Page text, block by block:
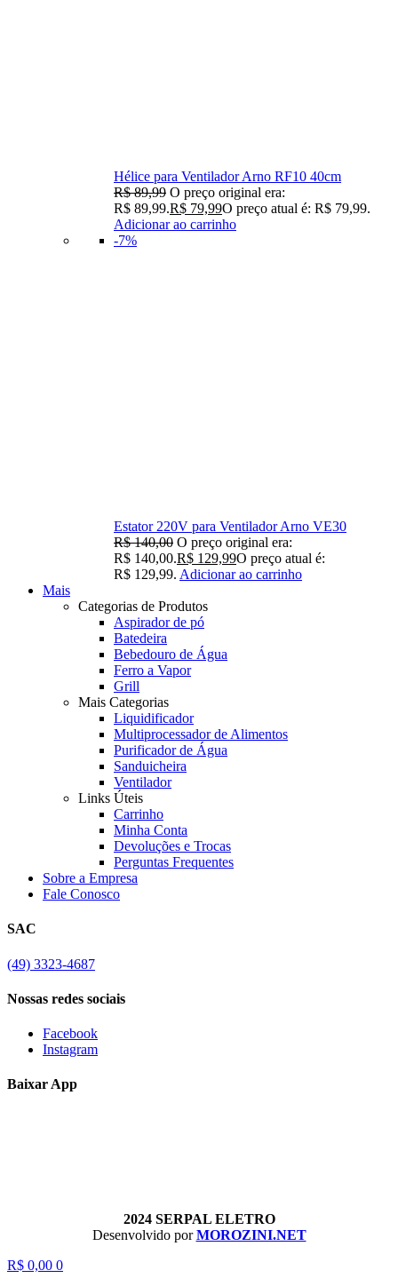
Hélice para Ventilador Arno RF10 40cm
R$89,99 O preço original era:
R$ 89,99.R$ 79,99O preço atual é: R$ 79,99.
Adicionar ao carrinho
-7%
Estator 220V para Ventilador Arno VE30
R$140,00 O preço original era:
R$ 140,00.R$ 129,99O preço atual é:
R$ 129,99. Adicionar ao carrinho
Mais
Categorias de Produtos
Aspirador de pó
Batedeira
Bebedouro de Água
Ferro a Vapor
Grill
Mais Categorias
Liquidificador
Multiprocessador de Alimentos
Purificador de Água
Sanduicheira
Ventilador
Links Úteis
Carrinho
Minha Conta
Devoluções e Trocas
Perguntas Frequentes
Sobre a Empresa
Fale Conosco
SAC
(49) 3323-4687
Nossas redes sociais
Facebook
Instagram
Baixar App
2024 SERPAL ELETRO
Desenvolvido porMOROZINI.NET
R$ 0,00 0